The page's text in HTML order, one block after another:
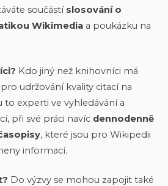
součástí slosování o
Wikimedia a poukázku na
Kdo jiný než knihovníci má
udržování kvality citací na
to experti ve vyhledávání a
při své práci navíc dennodenně
, které jsou pro Wikipedii
informací.
Do výzvy se mohou zapojit také